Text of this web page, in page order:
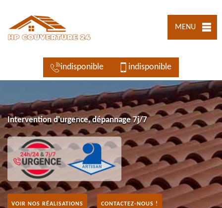
MENU
indisponible indisponible
Intervention d'urgence, dépannage 7j/7
VOIR NOS RÉALISATIONS CONTACTEZ-NOUS !